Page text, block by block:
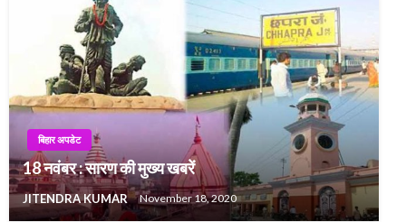
बिहार अपडेट
18 नवंबर : सारण की मुख्य खबरें
JITENDRA KUMAR November 18, 2020